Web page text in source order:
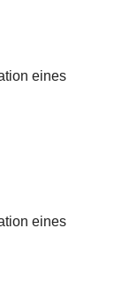
eines
eines